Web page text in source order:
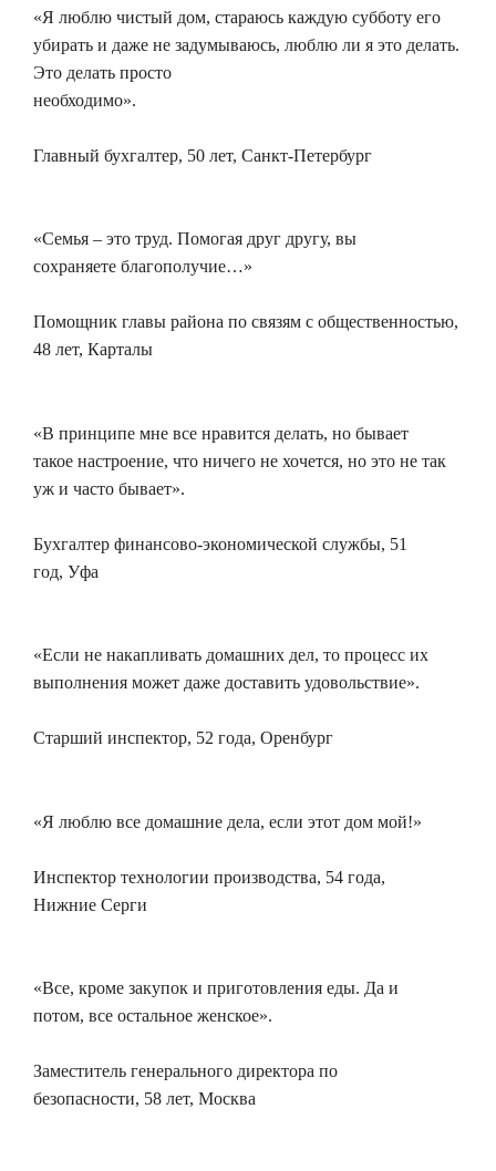
«Я люблю чистый дом, стараюсь каждую субботу его
убирать и даже не задумываюсь, люблю ли я это делать.
Это делать просто
необходимо».
Главный бухгалтер, 50 лет, Санкт-Петербург
«Семья – это труд. Помогая друг другу, вы
сохраняете благополучие…»
Помощник главы района по связям с общественностью,
48 лет, Карталы
«В принципе мне все нравится делать, но бывает
такое настроение, что ничего не хочется, но это не так
уж и часто бывает».
Бухгалтер финансово-экономической службы, 51
год, Уфа
«Если не накапливать домашних дел, то процесс их
выполнения может даже доставить удовольствие».
Старший инспектор, 52 года, Оренбург
«Я люблю все домашние дела, если этот дом мой!»
Инспектор технологии производства, 54 года,
Нижние Серги
«Все, кроме закупок и приготовления еды. Да и
потом, все остальное женское».
Заместитель генерального директора по
безопасности, 58 лет, Москва